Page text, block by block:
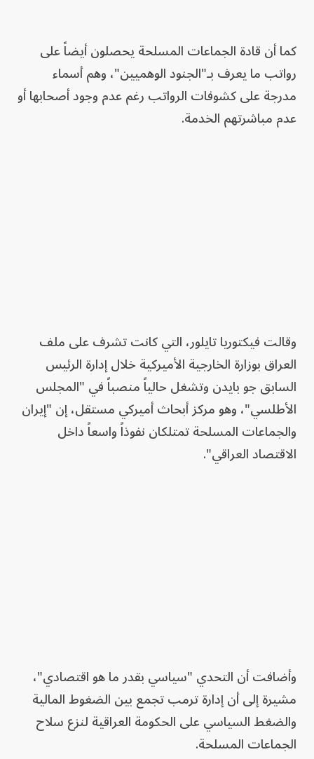
كما أن قادة الجماعات المسلحة يحصلون أيضاً على
رواتب ما يعرف بـ"الجنود الوهميين"، وهم أسماء
مدرجة على كشوفات الرواتب رغم عدم وجود أصحابها أو
عدم مباشرتهم الخدمة.
وقالت فيكتوريا تايلور، التي كانت تشرف على ملف
العراق بوزارة الخارجية الأميركية خلال إدارة الرئيس
السابق جو بايدن وتشغل حالياً منصباً في "المجلس
الأطلسي"، وهو مركز أبحاث أميركي مستقل، إن "إيران
والجماعات المسلحة تمتلكان نفوذاً واسعاً داخل
الاقتصاد العراقي".
وأضافت أن التحدي "سياسي بقدر ما هو اقتصادي"،
مشيرة إلى أن إدارة ترمب تجمع بين الضغوط المالية
والضغط السياسي على الحكومة العراقية لنزع سلاح
الجماعات المسلحة.